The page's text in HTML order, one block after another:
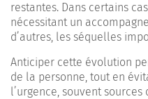
restantes. Dans certains
nécessitant un
d’autres, les séquelles
Anticiper cette évolution
de la personne, tout en
l’urgence, souvent